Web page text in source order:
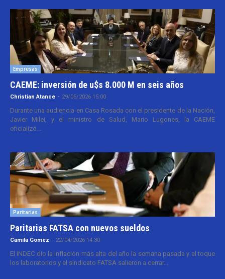
Empresas
CAEME: inversión de u$s 8.000 M en seis años
Christian Atance - 29/05/2026 15:00
Durante una audiencia en Casa Rosada con el presidente de la Nación,
Javier Milei, y el ministro de Salud, Mario Lugones, la CAEME
oficializó...
Paritarias
Paritarias FATSA con nuevos sueldos
Camila Gomez - 22/04/2026 14:30
El INDEC dio la inflación más alta del año la semana pasada y al toque
los laboratorios y el sindicato FATSA salieron a cerrar...